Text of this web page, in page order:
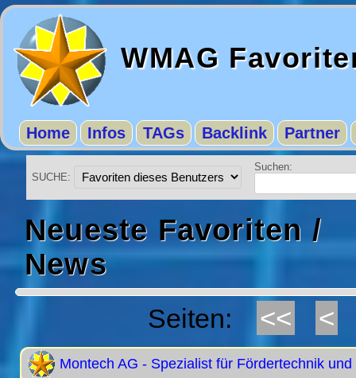
WMAG
Home Infos TAGs Backlink Partner
SUCHE:
Suchen:
Neueste Favoriten /
News
Seiten: << <
Montech AG - Spezialist für Fördertechnik